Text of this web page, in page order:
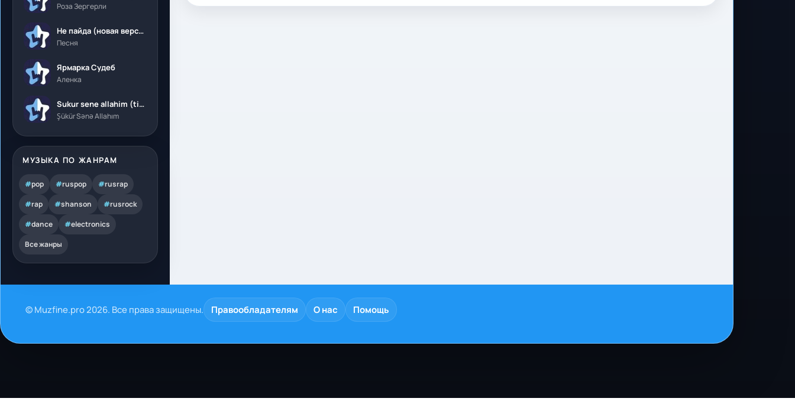
Роза Зергерли
Не пайда (новая версия)
Песня
Ярмарка Судеб
Аленка
Sukur sene allahim (tik tok)
Şükür Sənə Allahım
МУЗЫКА ПО ЖАНРАМ
#pop #ruspop #rusrap
#rap #shanson #rusrock
#dance #electronics
Все жанры
© Muzfine.pro 2026. Все права защищены. Правообладателям О нас Помощь